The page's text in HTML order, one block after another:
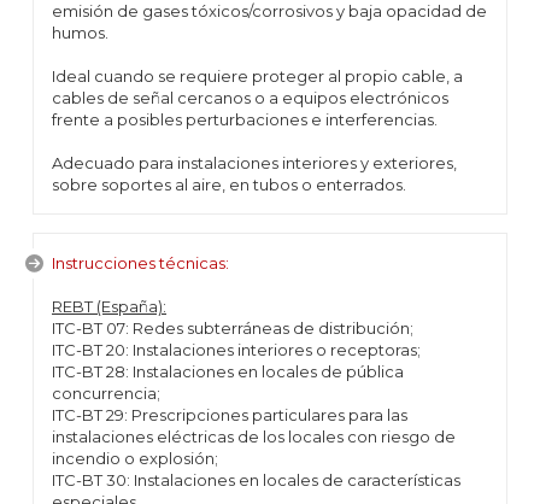
emisión de gases tóxicos/corrosivos y baja opacidad de
humos.
Ideal cuando se requiere proteger al propio cable, a
cables de señal cercanos o a equipos electrónicos
frente a posibles perturbaciones e interferencias.
Adecuado para instalaciones interiores y exteriores,
sobre soportes al aire, en tubos o enterrados.
Instrucciones técnicas:
REBT (España):
ITC-BT 07: Redes subterráneas de distribución;
ITC-BT 20: Instalaciones interiores o receptoras;
ITC-BT 28: Instalaciones en locales de pública
concurrencia;
ITC-BT 29: Prescripciones particulares para las
instalaciones eléctricas de los locales con riesgo de
incendio o explosión;
ITC-BT 30: Instalaciones en locales de características